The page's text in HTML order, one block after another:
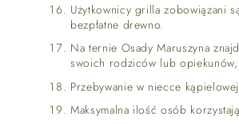
Użytkownicy grilla zobowiązani
bezpłatne drewno.
Na ternie Osady Maruszyna
swoich rodziców lub
Przebywanie w niecce
Maksymalna ilość osób